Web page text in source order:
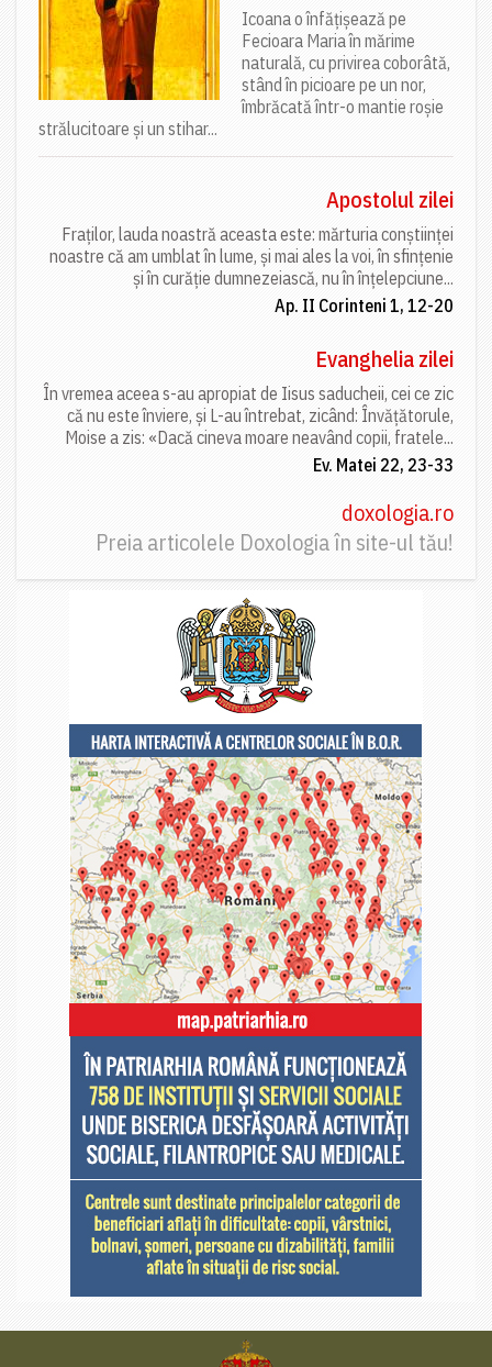
Icoana o înfățișează pe
Fecioara Maria în mărime
naturală, cu privirea coborâtă,
stând în picioare pe un nor,
îmbrăcată într-o mantie roșie
strălucitoare și un stihar...
Apostolul zilei
Fraților, lauda noastră aceasta este: mărturia conștiinței
noastre că am umblat în lume, și mai ales la voi, în sfințenie
și în curăție dumnezeiască, nu în înțelepciune...
Ap. II Corinteni 1, 12-20
Evanghelia zilei
În vremea aceea s-au apropiat de Iisus saducheii, cei ce zic
că nu este înviere, și L-au întrebat, zicând: Învățătorule,
Moise a zis: «Dacă cineva moare neavând copii, fratele...
Ev. Matei 22, 23-33
doxologia.ro
Preia articolele Doxologia în site-ul tău!